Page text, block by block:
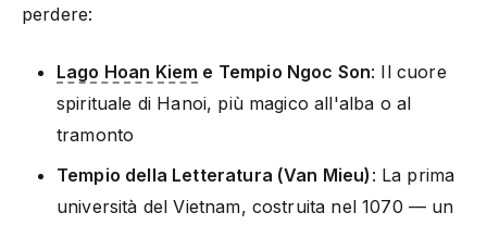
perdere:
Lago Hoan Kiem e Tempio Ngoc Son: Il cuore
spirituale di Hanoi, più magico all'alba o al
tramonto
Tempio della Letteratura (Van Mieu) : La prima
università del Vietnam, costruita nel 1070 — un